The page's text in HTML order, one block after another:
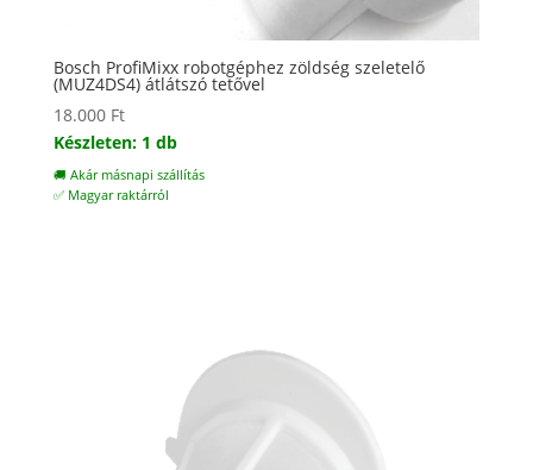
Bosch ProfiMixx robotgéphez zöldség szeletelő
(MUZ4DS4) átlátszó tetővel
18.000 Ft
Készleten: 1 db
🚚 Akár másnapi szállítás
✅ Magyar raktárról